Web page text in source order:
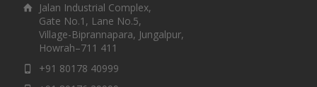
Jalan Industrial Complex,
Gate No.1, Lane No.5,
Village-Biprannapara, Jungalpur,
Howrah–711 411
+91 80178 40999